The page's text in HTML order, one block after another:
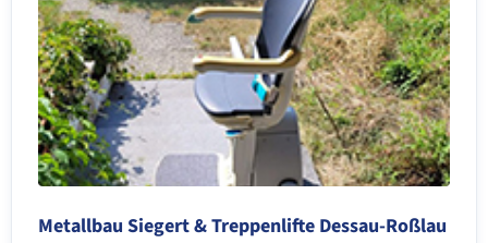
Metallbau Siegert & Treppenlifte Dessau-Roßlau